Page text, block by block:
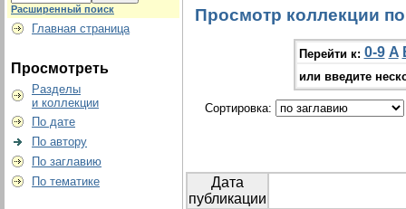
Расширенный поиск
Главная страница
Просмотреть
Разделы
и коллекции
По дате
По автору
По заглавию
По тематике
Просмотр коллекции
Перейти к: 0-9 A
или введите
Сортировка:
Дата
публикации